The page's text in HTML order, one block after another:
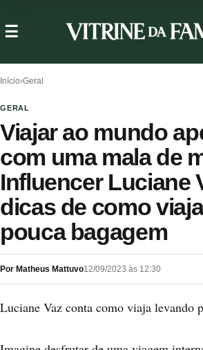
Início›Geral
GERAL
Viajar ao mundo
com uma mala de
Influencer Luciane
dicas de como
pouca bagagem
Por Matheus Mattuvo12/09/2023 às 12:30
Luciane Vaz conta como viaja levando